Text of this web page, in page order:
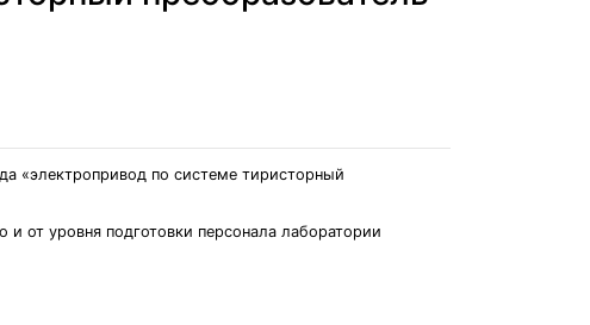
«электропривод по системе тиристорный
от уровня подготовки персонала лаборатории